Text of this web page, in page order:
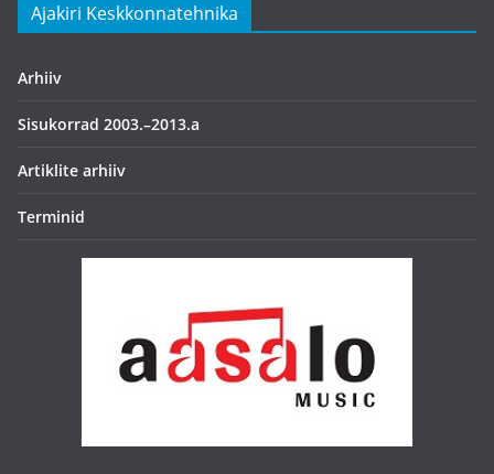
Ajakiri Keskkonnatehnika
Arhiiv
Sisukorrad 2003.–2013.a
Artiklite arhiiv
Terminid